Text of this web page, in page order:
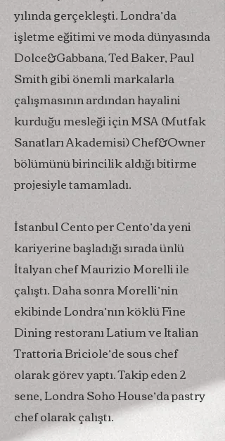
yılında gerçekleşti. Londra’da
işletme eğitimi ve moda dünyasında
Dolce&Gabbana, Ted Baker, Paul
Smith gibi önemli markalarla
çalışmasının ardından hayalini
kurduğu mesleği için MSA (Mutfak
Sanatları Akademisi) Chef&Owner
bölümünü birincilik aldığı bitirme
projesiyle tamamladı.
İstanbul Cento per Cento’da yeni
kariyerine başladığı sırada ünlü
İtalyan chef Maurizio Morelli ile
çalıştı. Daha sonra Morelli’nin
ekibinde Londra’nın köklü Fine
Dining restoranı Latium ve Italian
Trattoria Briciole’de sous chef
olarak görev yaptı. Takip eden 2
sene, Londra Soho House’da pastry
chef olarak çalıştı.